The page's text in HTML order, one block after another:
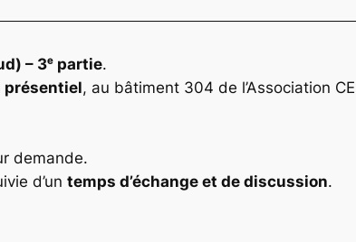
– 3ᵉ partie.
présentiel, au bâtiment 304 de l’Association
demande.
d’untemps d’échange et de discussion.